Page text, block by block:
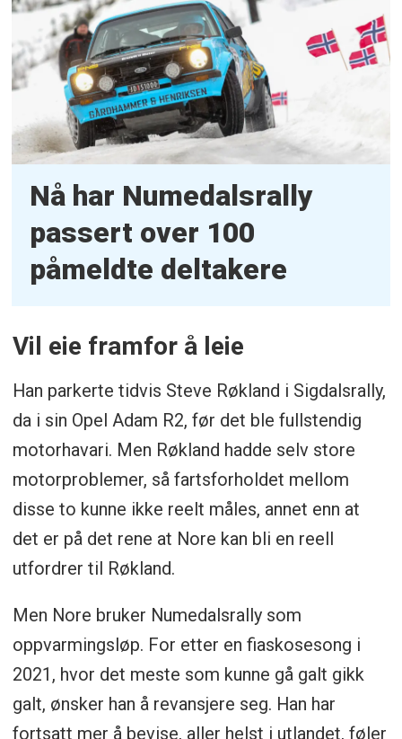
Nå har Numedalsrally
passert over 100
påmeldte deltakere
Vil eie framfor å leie
Han parkerte tidvis Steve Røkland i Sigdalsrally,
da i sin Opel Adam R2, før det ble fullstendig
motorhavari. Men Røkland hadde selv store
motorproblemer, så fartsforholdet mellom
disse to kunne ikke reelt måles, annet enn at
det er på det rene at Nore kan bli en reell
utfordrer til Røkland.
Men Nore bruker Numedalsrally som
oppvarmingsløp. For etter en fiaskosesong i
2021, hvor det meste som kunne gå galt gikk
galt, ønsker han å revansjere seg. Han har
fortsatt mer å bevise, aller helst i utlandet, føler